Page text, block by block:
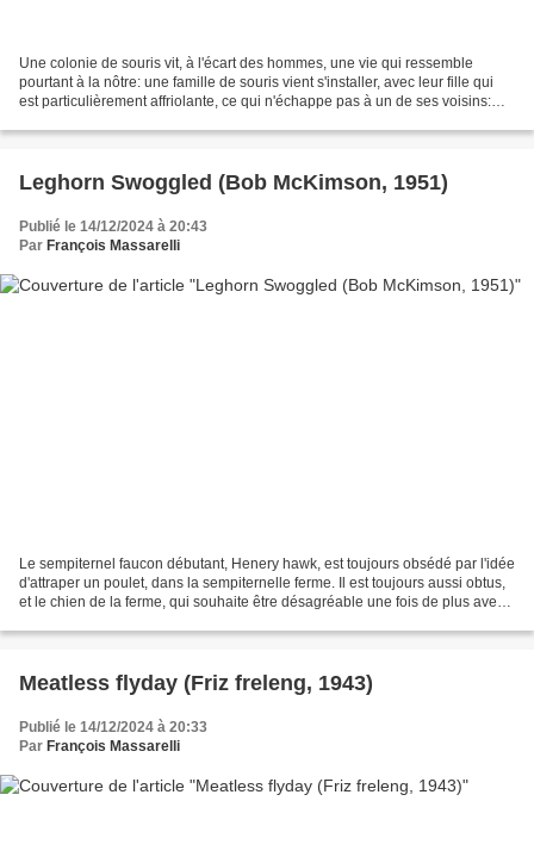
Une colonie de souris vit, à l'écart des hommes, une vie qui ressemble
pourtant à la nôtre: une famille de souris vient s'installer, avec leur fille qui
est particulièrement affriolante, ce qui n'échappe pas à un de ses voisins:
Leghorn Swoggled (Bob McKimson, 1951)
Publié le 14/12/2024 à 20:43
Par François Massarelli
Le sempiternel faucon débutant, Henery hawk, est toujours obsédé par l'idée
d'attraper un poulet, dans la sempiternelle ferme. Il est toujours aussi obtus,
et le chien de la ferme, qui souhaite être désagréable une fois de plus avec
Meatless flyday (Friz freleng, 1943)
Publié le 14/12/2024 à 20:33
Par François Massarelli